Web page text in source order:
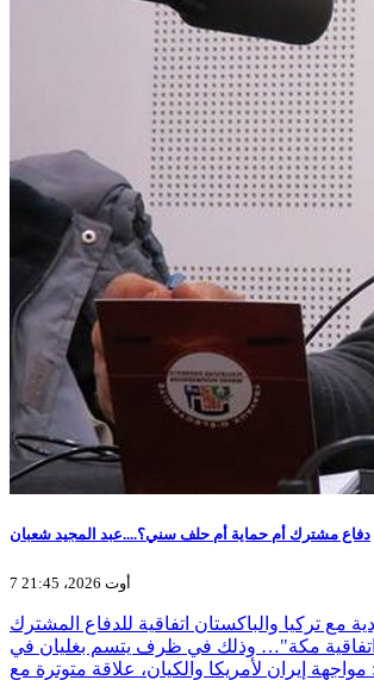
دفاع مشترك أم حماية أم حلف سني؟....عبد المجيد شعبان
7 أوت 2026، 21:45
مع تركيا والباكستان اتفاقية للدفاع المشترك
" اتفاقية مكة"… وذلك في ظرف يتسم بغليان في